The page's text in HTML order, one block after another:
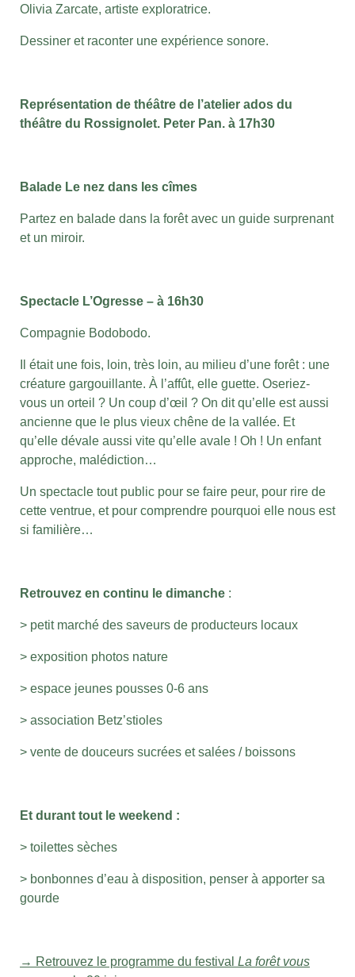
Olivia Zarcate, artiste exploratrice.
Dessiner et raconter une expérience sonore.
Représentation de théâtre de l’atelier ados du
théâtre du Rossignolet. Peter Pan. à 17h30
Balade Le nez dans les cîmes
Partez en balade dans la forêt avec un guide surprenant
et un miroir.
Spectacle L’Ogresse – à 16h30
Compagnie Bodobodo.
Il était une fois, loin, très loin, au milieu d’une forêt : une
créature gargouillante. À l’affût, elle guette. Oseriez-
vous un orteil ? Un coup d’œil ? On dit qu’elle est aussi
ancienne que le plus vieux chêne de la vallée. Et
qu’elle dévale aussi vite qu’elle avale ! Oh ! Un enfant
approche, malédiction…
Un spectacle tout public pour se faire peur, pour rire de
cette ventrue, et pour comprendre pourquoi elle nous est
si familière…
Retrouvez en continu le dimanche :
> petit marché des saveurs de producteurs locaux
> exposition photos nature
> espace jeunes pousses 0-6 ans
> association Betz’stioles
> vente de douceurs sucrées et salées / boissons
Et durant tout le weekend :
> toilettes sèches
> bonbonnes d’eau à disposition, penser à apporter sa
gourde
→ Retrouvez le programme du festival La forêt vous